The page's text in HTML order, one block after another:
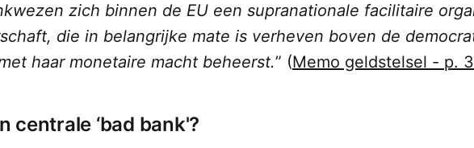
zich binnen de EU een supranationale facilitaire
die in belangrijke mate is verheven boven de
haar monetaire macht beheerst.” (Memo geldstelsel - p.
centrale ‘bad bank'?